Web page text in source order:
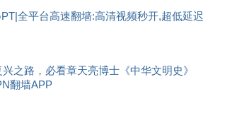
全平台高速翻墙:高清视频秒开,超低延迟
之路，必看章天亮博士《中华文明史》
翻墙APP